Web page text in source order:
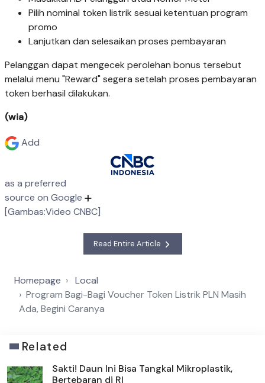
Pilih nominal token listrik sesuai ketentuan program
promo
Lanjutkan dan selesaikan proses pembayaran
Pelanggan dapat mengecek perolehan bonus tersebut
melalui menu "Reward" segera setelah proses pembayaran
token berhasil dilakukan.
(wia)
Add
as a preferred
source on Google
[Gambas:Video CNBC]
Read Entire Article
Homepage
Local
Program Bagi-Bagi Voucher Token Listrik PLN Masih
Ada, Begini Caranya
Related
Sakti! Daun Ini Bisa Tangkal Mikroplastik,
Bertebaran di RI